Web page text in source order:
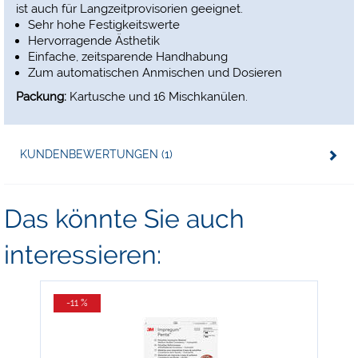
ist auch für Langzeitprovisorien geeignet.
Sehr hohe Festigkeitswerte
Hervorragende Ästhetik
Einfache, zeitsparende Handhabung
Zum automatischen Anmischen und Dosieren
Packung: Kartusche und 16 Mischkanülen.
KUNDENBEWERTUNGEN (1)
Das könnte Sie auch
interessieren:
-11 %